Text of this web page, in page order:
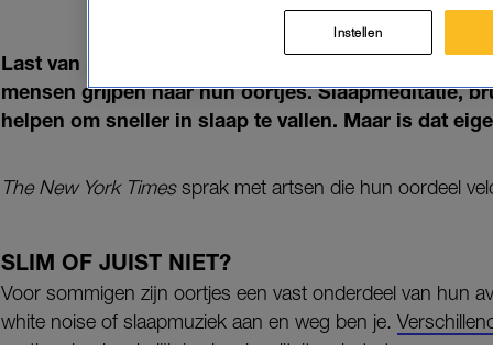
18-05-2026 | NOOR
Last van piekerende gedachten,
mensen grijpen naar hun oortjes. Slaapmeditatie,
helpen om sneller in slaap te vallen. Maar is dat
The New York Timessprak met artsen die hun oordeel
SLIM OF JUIST NIET?
Voor sommigen zijn oortjes een vast onderdeel van hun
white noise of slaapmuziek aan en weg ben je.
Instellen